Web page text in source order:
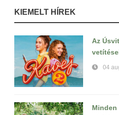
KIEMELT HÍREK
Az
04